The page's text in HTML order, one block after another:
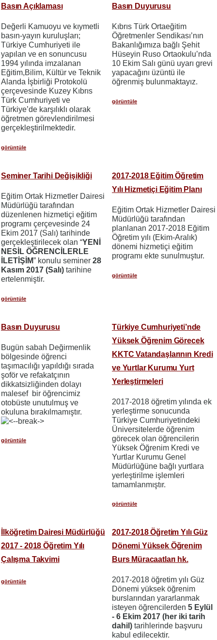
Basın Açıklaması
Değerli Kamuoyu ve kıymetli
basın-yayın kuruluşları;
Türkiye Cumhuriyeti ile
yapılan ve en sonuncusu
1994 yılında imzalanan
Eğitim,Bilim, Kültür ve Teknik
Alanda İşbirliği Protokolü
çerçevesinde Kuzey Kıbrıs
Türk Cumhuriyeti ve
Türkiye’de karşılıklı olarak
öğretmen görevlendirilmesi
gerçekleştirilmektedir.
görüntüle
Basın Duyurusu
Kıbrıs Türk Ortaeğitim
Öğretmenler Sendikası’nın
Bakanlığımıza bağlı Şehit
Hüseyin Ruso Ortaokulu’nda
10 Ekim Salı günü uyarı grevi
yapacağını üzüntü ile
öğrenmiş bulunmaktayız.
görüntüle
Seminer Tarihi Değişikliği
Eğitim Ortak Hizmetler Dairesi
Müdürlüğü tarafından
düzenlenen hizmetiçi eğitim
programı çerçevesinde 24
Ekim 2017 (Salı) tarihinde
gerçekleştirilecek olan “YENİ
NESİL ÖĞRENCİLERLE
İLETİŞİM” konulu seminer 28
Kasım 2017 (Salı) tarihine
ertelenmiştir.
görüntüle
2017-2018 Eğitim Öğretim
Yılı Hizmetiçi Eğitim Planı
Eğitim Ortak Hizmetler Dairesi
Müdürlüğü tarafından
planlanan 2017-2018 Eğitim
Öğretim yılı (Ekim-Aralık)
dönemi hizmetiçi eğitim
programı ekte sunulmuştur.
görüntüle
Basın Duyurusu
Bugün sabah Değirmenlik
bölgesinde öğrenci
taşımacılığı yapıldığı sırada
şoför ve refakatçının
dikkatsizliğinden dolayı
malesef bir öğrencimiz
otobüste unutulmuş ve
okuluna bırakılmamıştır.
görüntüle
Türkiye Cumhuriyeti’nde
Yüksek Öğrenim Görecek
KKTC Vatandaşlarının Kredi
ve Yurtlar Kurumu Yurt
Yerleştirmeleri
2017-2018 öğretim yılında ek
yerleştirme sonucunda
Türkiye Cumhuriyetindeki
Üniversitelerde öğrenim
görecek olan öğrencilerin
Yüksek Öğrenim Kredi ve
Yurtlar Kurumu Genel
Müdürlüğüne bağlı yurtlara
yerleştirilme işlemleri
tamamlanmıştır.
görüntüle
İlköğretim Dairesi Müdürlüğü
2017 - 2018 Öğretim Yılı
Çalışma Takvimi
görüntüle
2017-2018 Öğretim Yılı Güz
Dönemi Yüksek Öğrenim
Burs Müracaatları hk.
2017-2018 öğretim yılı Güz
Dönemi yüksek öğrenim
burslarından yararlanmak
isteyen öğrencilerden 5 Eylül
- 6 Ekim 2017 (her iki tarih
dahil) tarihlerinde başvuru
kabul edilecektir.